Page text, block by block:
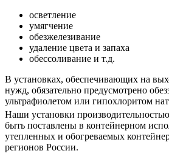
осветление
умягчение
обезжелезивание
удаление цвета и запаха
обессоливание и т.д.
В установках, обеспечивающих на
нужд, обязательно предусмотрено
ультрафиолетом или гипохлоритом
Наши установки
быть поставлены в контейнерном
утепленных и обогреваемых
регионов России.